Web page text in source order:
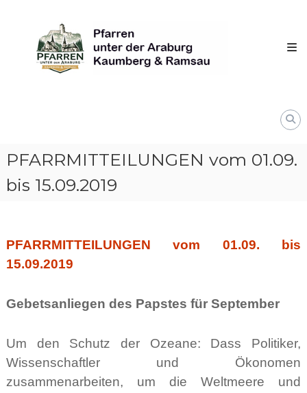
content
unter
derAraburg
Kaumberg
PFARRMITTEILUNGEN vom 01.09.
bis 15.09.2019
PFARRMITTEILUNGEN vom 01.09. bis
15.09.2019
Gebetsanliegen des Papstes für September
Um den Schutz der Ozeane: Dass Politiker,
Wissenschaftler und Ökonomen
zusammenarbeiten, um die Weltmeere und